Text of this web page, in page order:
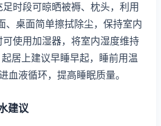
时段可晾晒被褥、枕头，利用
、桌面简单擦拭除尘，保持室内
使用加湿器，将室内湿度维持
居上建议早睡早起，睡前用温
血液循环，提高睡眠质量。
建议